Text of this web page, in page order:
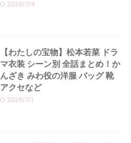
2026/7/4
【わたしの宝物】松本若菜 ドラ
マ衣装 シーン別 全話まとめ！か
んざき みわ役の洋服 バッグ 靴
アクセなど
2026/7/1